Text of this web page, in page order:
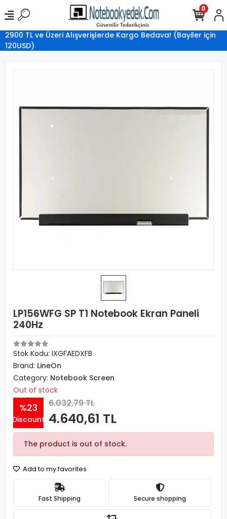
2900 TL ve Üzeri Alışverişlerde Kargo Bedava! (Bayiler için
120USD)
0
LP156WFG SP T1 Notebook Ekran Paneli
240Hz
Stok Kodu: IXGFAEDXFB
Brand: LineOn
Category: Notebook Screen
Out of stock
%23
Discount
6.032,79 TL
4.640,61 TL
The product is out of stock.
Add to my favorites
Fast Shipping Secure shopping